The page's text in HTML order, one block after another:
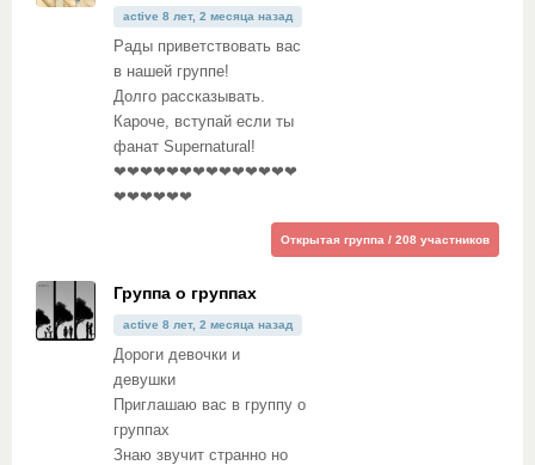
active 8 лет, 2 месяца назад
Рады приветствовать вас
в нашей группе!
Долго рассказывать.
Кароче, вступай если ты
фанат Supernatural!
❤❤❤❤❤❤❤❤❤❤❤❤❤❤
❤❤❤❤❤❤
Открытая группа / 208 участников
Группа о группах
active 8 лет, 2 месяца назад
Дороги девочки и
девушки
Приглашаю вас в группу о
группах
Знаю звучит странно но